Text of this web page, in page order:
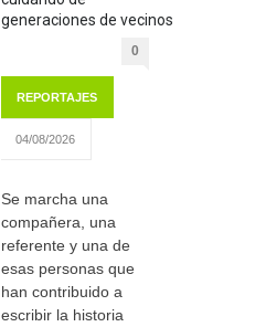
generaciones de vecinos
0
REPORTAJES
04/08/2026
Se marcha una
compañera, una
referente y una de
esas personas que
han contribuido a
escribir la historia